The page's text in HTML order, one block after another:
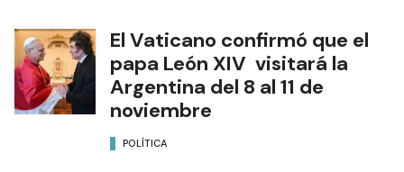
El Vaticano confirmó que el
papa León XIV visitará la
Argentina del 8 al 11 de
noviembre
POLÍTICA